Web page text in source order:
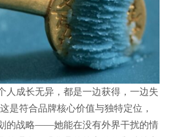
人成长无异，都是一边获得，一边失
是符合品牌核心价值与独特定位，
的战略——她能在没有外界干扰的情